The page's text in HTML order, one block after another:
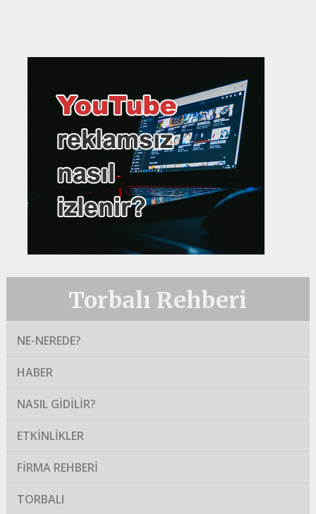
Torbalı Rehberi
NE-NEREDE?
HABER
NASIL GIDILIR?
ETKINLIKLER
FIRMA REHBERI
TORBALI